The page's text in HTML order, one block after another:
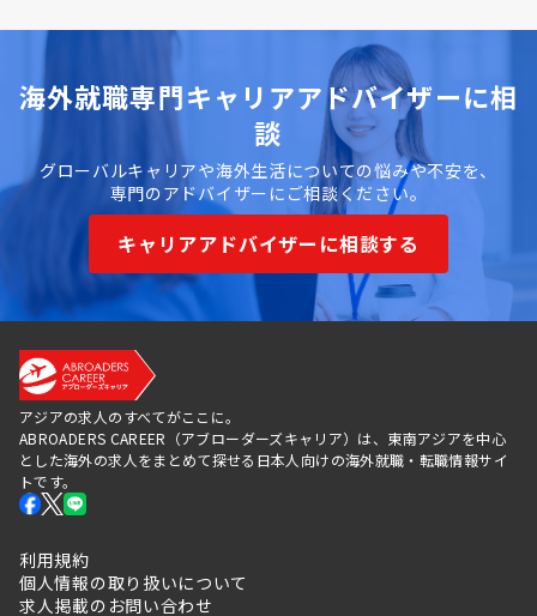
海外就職専門キャリアアドバイザーに相
談
グローバルキャリアや海外生活についての悩みや不安を、
専門のアドバイザーにご相談ください。
キャリアアドバイザーに相談する
アジアの求人のすべてがここに。
ABROADERS CAREER（アブローダーズキャリア）は、東南アジアを中心
とした海外の求人をまとめて探せる日本人向けの海外就職・転職情報サイ
トです。
利用規約
個人情報の取り扱いについて
求人掲載のお問い合わせ